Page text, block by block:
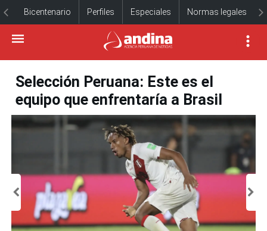
Bicentenario Perfiles Especiales Normas legales
Selección Peruana: Este es el
equipo que enfrentaría a Brasil